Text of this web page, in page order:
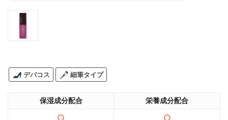
デパコス 細筆タイプ
保湿成分配合 栄養成分配合